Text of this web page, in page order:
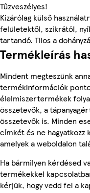
Tűzveszélyes!
Kizárólag külső
felületektől, szikrától,
tartandó. Tilos a
Termékleírás
Mindent megteszünk
termékinformációk
élelmiszertermékek
összetevők, a
összetevők is. Minden
címkét és ne hagyatkozz
amelyek a weboldalon
Ha bármilyen kérdésed
termékekkel
kérjük, hogy vedd fel a